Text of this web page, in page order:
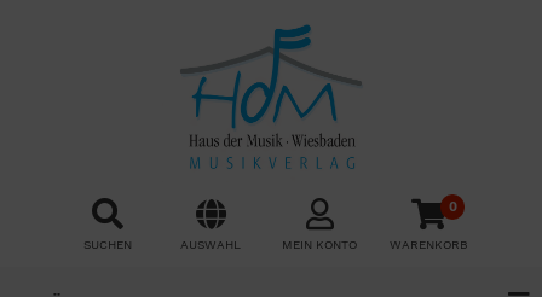
SUCHEN AUSWAHL MEIN KONTO
0
WARENKORB